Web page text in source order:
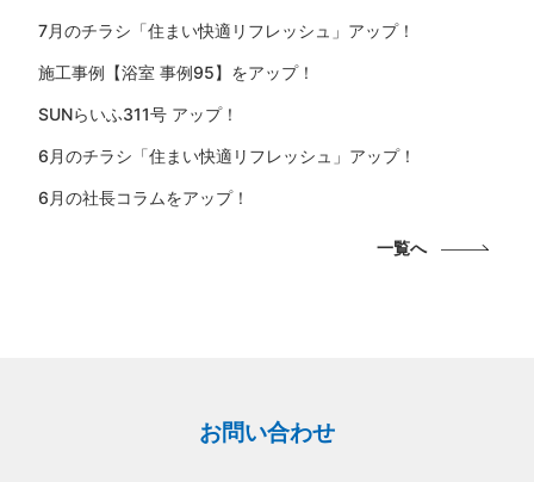
7月のチラシ「住まい快適リフレッシュ」アップ！
施工事例【浴室 事例95】をアップ！
SUNらいふ311号 アップ！
6月のチラシ「住まい快適リフレッシュ」アップ！
6月の社長コラムをアップ！
一覧へ
お問い合わせ